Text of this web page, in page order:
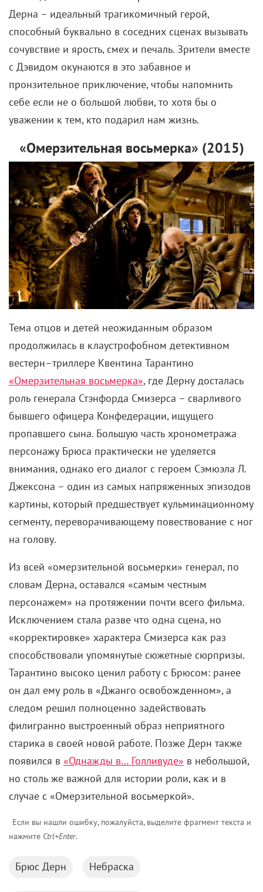
себе если не о большой любви, то хотя бы о
уважении к тем, кто подарил нам жизнь.
«Омерзительная восьмерка» (2015)
Тема отцов и детей неожиданным образом
продолжилась в клаустрофобном детективном
вестерн–триллере Квентина Тарантино
«Омерзительная восьмерка», где Дерну досталась
роль генерала Стэнфорда Смизерса – сварливого
бывшего офицера Конфедерации, ищущего
пропавшего сына. Большую часть хронометража
персонажу Брюса практически не уделяется
внимания, однако его диалог с героем Сэмюэла Л.
Джексона – один из самых напряженных эпизодов
картины, который предшествует кульминационному
сегменту, переворачивающему повествование с ног
на голову.
Из всей «омерзительной восьмерки» генерал, по
словам Дерна, оставался «самым честным
персонажем» на протяжении почти всего фильма.
Исключением стала разве что одна сцена, но
«корректировке» характера Смизерса как раз
способствовали упомянутые сюжетные сюрпризы.
Тарантино высоко ценил работу с Брюсом: ранее
он дал ему роль в «Джанго освобожденном», а
следом решил полноценно задействовать
филигранно выстроенный образ неприятного
старика в своей новой работе. Позже Дерн также
появился в«Однажды в… Голливуде»в небольшой,
но столь же важной для истории роли, как и в
случае с «Омерзительной восьмеркой».
Если вы нашли ошибку, пожалуйста, выделите фрагмент текста и
нажмитеCtrl+Enter.
Брюс Дерн Небраска
Поделиться